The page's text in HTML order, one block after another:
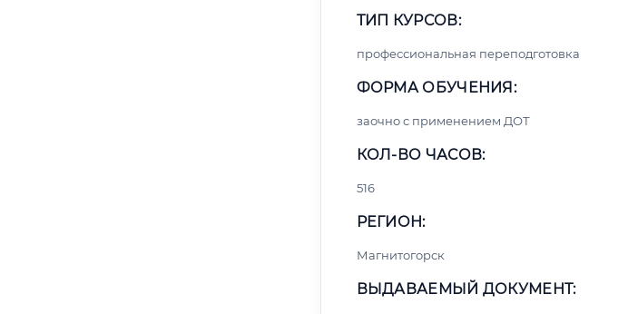
ТИП КУРСОВ:
профессиональная переподготовка
ФОРМА ОБУЧЕНИЯ:
заочно с применением ДОТ
КОЛ-ВО ЧАСОВ:
516
РЕГИОН:
Магнитогорск
ВЫДАВАЕМЫЙ ДОКУМЕНТ: